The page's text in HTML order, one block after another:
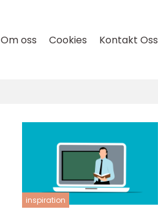
Om oss Cookies Kontakt Oss
inspiration